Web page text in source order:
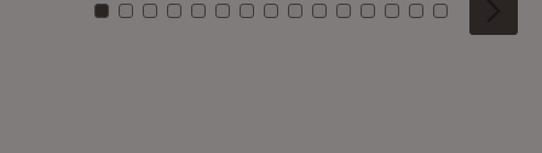
Zu Kachel: 0
Zu Kachel: 1
Zu Kachel: 2
Zu Kachel: 3
Zu Kachel: 4
Zu Kachel: 5
Zu Kachel: 6
Zu Kachel: 7
Zu Kachel: 8
Zu Kachel: 9
Zu Kachel: 10
Zu Kachel: 11
Zu Kachel: 12
Zu Kachel:
Zu